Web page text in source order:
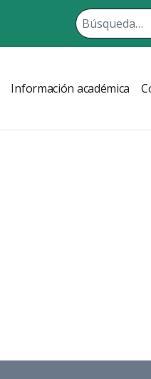
Información académica